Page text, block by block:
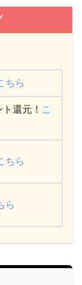
ちら
還元！ こ
ちら
ら